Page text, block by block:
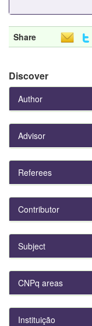
Share
Discover
Author
Advisor
Referees
Contributor
Subject
CNPq areas
Instituição